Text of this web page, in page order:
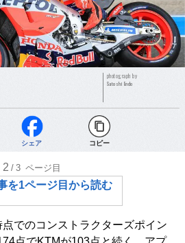
photograph by
Satoshi Endo
シェア コピー
2 /3 ページ目
を1ページ目から読む
でのコンストラクターズポイン